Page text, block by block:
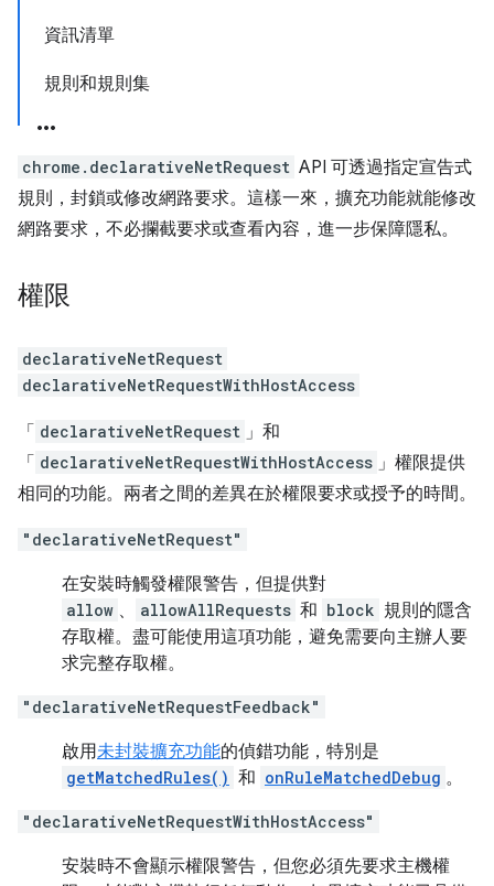
資訊清單
規則和規則集
chrome.declarativeNetRequest API 可透過指定宣告式
規則，封鎖或修改網路要求。這樣一來，擴充功能就能修改
網路要求，不必攔截要求或查看內容，進一步保障隱私。
權限
declarativeNetRequest
declarativeNetRequestWithHostAccess
「 declarativeNetRequest 」和
「 declarativeNetRequestWithHostAccess 」權限提供
相同的功能。兩者之間的差異在於權限要求或授予的時間。
"declarativeNetRequest"
在安裝時觸發權限警告，但提供對
allow 、 allowAllRequests 和 block 規則的隱含
存取權。盡可能使用這項功能，避免需要向主辦人要
求完整存取權。
"declarativeNetRequestFeedback"
啟用未封裝擴充功能的偵錯功能，特別是
getMatchedRules() 和 onRuleMatchedDebug 。
"declarativeNetRequestWithHostAccess"
安裝時不會顯示權限警告，但您必須先要求主機權